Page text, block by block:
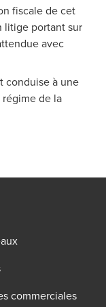
fiscale de cet
litige portant sur
avec
conduise à une
de la
commerciales